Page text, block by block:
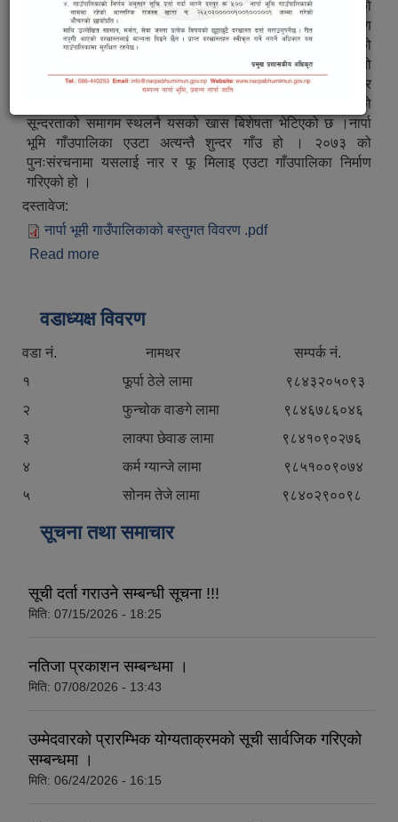
नार्पा भूमि गाँउपालिका एउटा अत्यन्तै सुन्दर गाँउ हो । २०७३ को
पुनःसंरचनामा यसलाई नार र फु मिलाइ एउटा गाँउपालिका निर्माण
गरिएको हो । यो गाँउलाई सन २००३ देखि पर्यटकको लागि खोलिएको
थियो । यो गाँउ चिनको नजिक पर्ने भएको र खम्पाहरुले यसलाई आफनो
कार्यक्षेत्र बनाएको पाइन्छ । यहाँ हिमालको सुन्दरता र करीब ११ हजार
फीटको उचाइमा बसेको मानव बस्ती, उत्पादन र मानब जीवन संचालनको
सून्दरताको समागम स्थलनै यसको खास बिशेषता भेटिएको छ ।नार्पा
भूमि गाँउपालिका एउटा अत्यन्तै शुन्दर गाँउ हो । २०७३ को
पुनःसंरचनामा यसलाई नार र फू मिलाइ एउटा गाँउपालिका निर्माण
गरिएको हो ।
दस्तावेज:
नार्पा भूमी गाउँपालिकाको बस्तुगत विवरण .pdf
Read more
वडाध्यक्ष विवरण
वडा नं. नामथर सम्पर्क नं.
१ फूर्पा ठेले लामा ९८४३२०५०९३
२ फुन्चोक वाङगे लामा ९८४६७८६०४६
३ लाक्पा छेवाङ लामा ९८४१०९०२७६
४ कर्म ग्यान्जे लामा ९८५१००९०७४
५ सोनम तेजे लामा ९८४०२९००९८
सूचना तथा समाचार
सूची दर्ता गराउने सम्बन्धी सूचना !!!
मिति: 07/15/2026 - 18:25
नतिजा प्रकाशन सम्बन्धमा ।
मिति: 07/08/2026 - 13:43
उम्मेदवारको प्रारम्भिक योग्यताक्रमको सूची सार्वजिक गरिएको
सम्बन्धमा ।
मिति: 06/24/2026 - 16:15